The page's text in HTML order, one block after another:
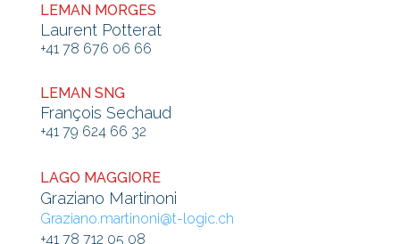
LEMAN MORGES
Laurent Potterat
+41 78 676 06 66
LEMAN SNG
François Sechaud
+41 79 624 66 32
LAGO MAGGIORE
Graziano Martinoni
Graziano.martinoni@t-logic.ch
+41 78 712 05 08